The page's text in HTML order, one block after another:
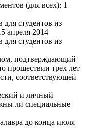
(для всех): 1
студентов из
апреля 2014
студентов из
подтверждающий
прошествии трех лет
соответствующей
и личный
ли специальные
до конца июля